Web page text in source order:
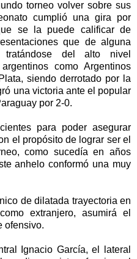
torneo volver sobre sus
cumplió una gira por
se la puede calificar de
que de alguna
tratándose del alto nivel
como Argentinos
siendo derrotado por la
una victoria ante el popular
por 2-0.
para poder asegurar
el propósito de lograr ser el
como sucedía en años
anhelo conformó una muy
de dilatada trayectoria en
extranjero, asumirá el
ofensivo.
Ignacio García, el lateral